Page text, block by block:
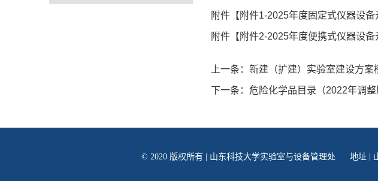
附件【 附件1-2025年度固定式仪器设
附件【 附件2-2025年度便携式仪器设
上一条： 新建（扩建）实验室建设方案
下一条： 危险化学品目录（2022年调整
© 2020 版权所有 | 山东科技大学实验室与设备管理处 地址 |